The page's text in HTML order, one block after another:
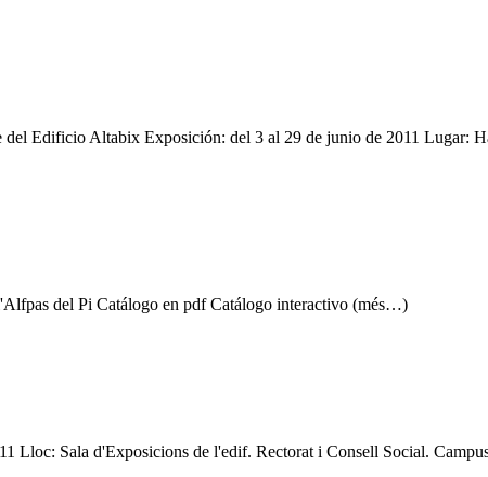
Edificio Altabix Exposición: del 3 al 29 de junio de 2011 Lugar:
del Pi Catálogo en pdf Catálogo interactivo (més…)
Lloc: Sala d'Exposicions de l'edif. Rectorat i Consell Social.